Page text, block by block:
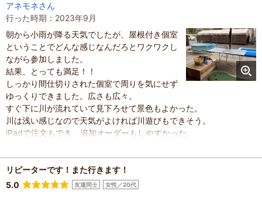
人数：6人～9人
投稿日：2025年8月21日
アネモネさん
行った時期：2023年9月
朝から小雨が降る天気でしたが、屋根付き個室
ということでどんな感じなんだろとワクワクし
ながら参加しました。
結果、とっても満足！！
しっかり間仕切りされた個室で周りを気にせず
ゆっくりできました。広さも広々。
すぐ下に川が流れていて見下ろせて景色もよかった。
川は浅い感じなので天気がよければ川遊びもできそう。
iPadで注文もでき、追加オーダーもしやすかった。
グリル？も火力もよく、良く焼けました。
お肉やサイドメニューもおいしかった。
食べたあと、雨だから何しようかなーというところですが、
リピーターです！また行きます！
5.0
友達同士 女性／20代